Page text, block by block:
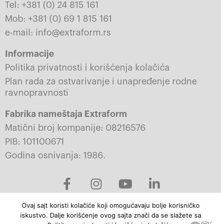
Tel: +381 (0) 24 815 161
Mob: +381 (0) 69 1 815 161
e-mail: info@extraform.rs
Informacije
Politika privatnosti i korišćenja kolačića
Plan rada za ostvarivanje i unapređenje rodne
ravnopravnosti
Fabrika nameštaja Extraform
Matični broj kompanije: 08216576
PIB: 101100671
Godina osnivanja: 1986.
F
a
c
e
I
n
s
t
Y
o
u
t
i
n
k
Ovaj sajt koristi kolačiće koji omogućavaju bolje korisničko
iskustvo. Dalje korišćenje ovog sajta znači da se slažete sa